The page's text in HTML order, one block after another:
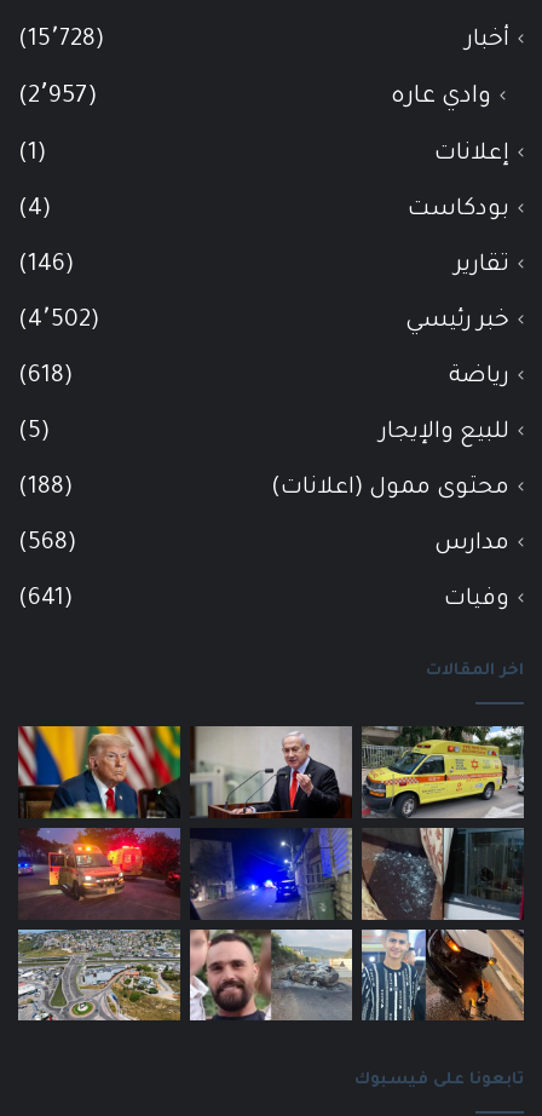
أخبار (15٬728)
وادي عاره (2٬957)
إعلانات (1)
بودكاست (4)
تقارير (146)
خبر رئيسي (4٬502)
رياضة (618)
للبيع والإيجار (5)
محتوى ممول (اعلانات) (188)
مدارس (568)
وفيات (641)
اخر المقالات
تابعونا على فيسبوك